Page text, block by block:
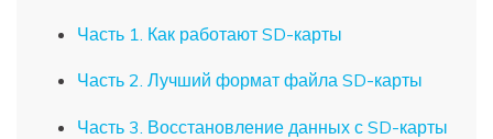
Часть 1. Как работают SD-карты
Часть 2. Лучший формат файла SD-карты
Часть 3. Восстановление данных с SD-карты